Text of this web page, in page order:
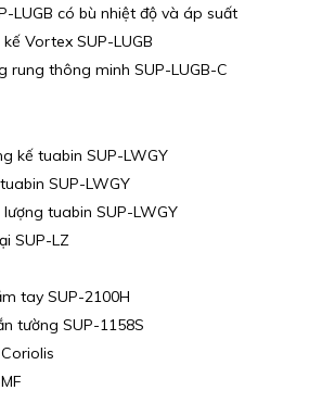
LUGB có bù nhiệt độ và áp suất
Vortex SUP-LUGB
rung thông minh SUP-LUGB-C
kế tuabin SUP-LWGY
SUP-LWGY
tuabin SUP-LWGY
SUP-LZ
tay SUP-2100H
tường SUP-1158S